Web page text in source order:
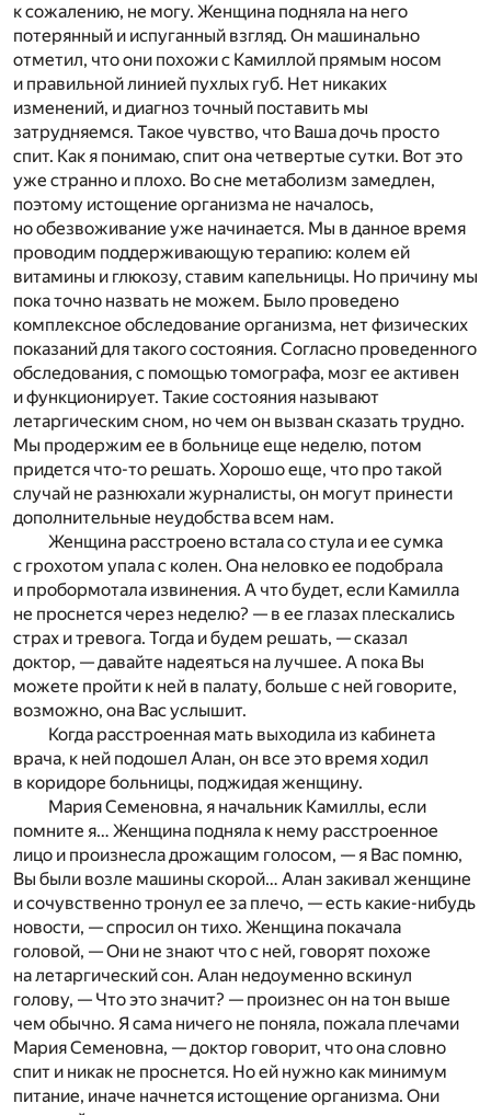
к сожалению, не могу. Женщина подняла на него
потерянный и испуганный взгляд. Он машинально
отметил, что они похожи с Камиллой прямым носом
и правильной линией пухлых губ. Нет никаких
изменений, и диагноз точный поставить мы
затрудняемся. Такое чувство, что Ваша дочь просто
спит. Как я понимаю, спит она четвертые сутки. Вот это
уже странно и плохо. Во сне метаболизм замедлен,
поэтому истощение организма не началось,
но обезвоживание уже начинается. Мы в данное время
проводим поддерживающую терапию: колем ей
витамины и глюкозу, ставим капельницы. Но причину мы
пока точно назвать не можем. Было проведено
комплексное обследование организма, нет физических
показаний для такого состояния. Согласно проведенного
обследования, с помощью томографа, мозг ее активен
и функционирует. Такие состояния называют
летаргическим сном, но чем он вызван сказать трудно.
Мы продержим ее в больнице еще неделю, потом
придется что-то решать. Хорошо еще, что про такой
случай не разнюхали журналисты, он могут принести
дополнительные неудобства всем нам.
Женщина расстроено встала со стула и ее сумка
с грохотом упала с колен. Она неловко ее подобрала
и пробормотала извинения. А что будет, если Камилла
не проснется через неделю? — в ее глазах плескались
страх и тревога. Тогда и будем решать, — сказал
доктор, — давайте надеяться на лучшее. А пока Вы
можете пройти к ней в палату, больше с ней говорите,
возможно, она Вас услышит.
Когда расстроенная мать выходила из кабинета
врача, к ней подошел Алан, он все это время ходил
в коридоре больницы, поджидая женщину.
Мария Семеновна, я начальник Камиллы, если
помните я… Женщина подняла к нему расстроенное
лицо и произнесла дрожащим голосом, — я Вас помню,
Вы были возле машины скорой… Алан закивал женщине
и сочувственно тронул ее за плечо, — есть какие-нибудь
новости, — спросил он тихо. Женщина покачала
головой, — Они не знают что с ней, говорят похоже
на летаргический сон. Алан недоуменно вскинул
голову, — Что это значит? — произнес он на тон выше
чем обычно. Я сама ничего не поняла, пожала плечами
Мария Семеновна, — доктор говорит, что она словно
спит и никак не проснется. Но ей нужно как минимум
питание, иначе начнется истощение организма. Они